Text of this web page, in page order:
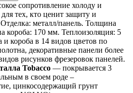
сопротивление холоду и
тех, кто ценит защиту и
металл/панель. Толщина
короба: 170 мм. Теплоизоляция: 5
короба в 14 видов цветов по
декоративные панели более
рисунков фрезеровок панелей.
Tobacco — покрывается 3
в своем роде –
цинкосодержащий грунт